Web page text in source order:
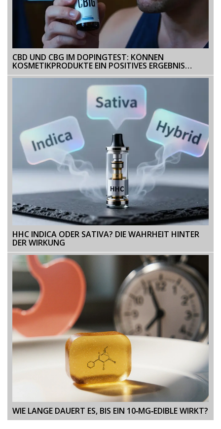
CBD UND CBG IM DOPINGTEST: KÖNNEN
KOSMETIKPRODUKTE EIN POSITIVES ERGEBNIS
VERURSACHEN?
HHC INDICA ODER SATIVA? DIE WAHRHEIT HINTER
DER WIRKUNG
WIE LANGE DAUERT ES, BIS EIN 10‑MG‑EDIBLE WIRKT?